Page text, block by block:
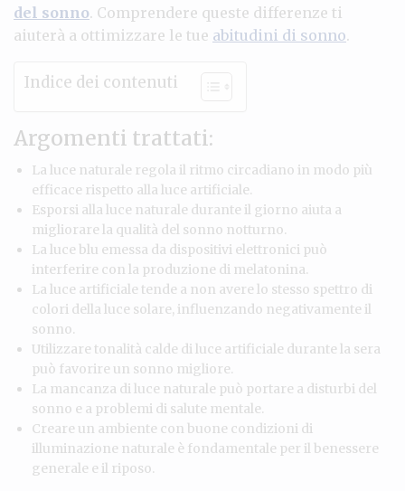
del sonno. Comprendere queste differenze ti
aiuterà a ottimizzare le tue abitudini di sonno.
Indice dei contenuti
Argomenti trattati:
La luce naturale regola il ritmo circadiano in modo più
efficace rispetto alla luce artificiale.
Esporsi alla luce naturale durante il giorno aiuta a
migliorare la qualità del sonno notturno.
La luce blu emessa da dispositivi elettronici può
interferire con la produzione di melatonina.
La luce artificiale tende a non avere lo stesso spettro di
colori della luce solare, influenzando negativamente il
sonno.
Utilizzare tonalità calde di luce artificiale durante la sera
può favorire un sonno migliore.
La mancanza di luce naturale può portare a disturbi del
sonno e a problemi di salute mentale.
Creare un ambiente con buone condizioni di
illuminazione naturale è fondamentale per il benessere
generale e il riposo.